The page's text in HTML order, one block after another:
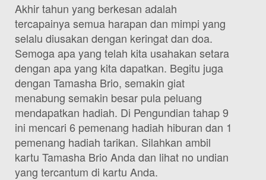
Akhir tahun yang berkesan adalah
tercapainya semua harapan dan mimpi yang
selalu diusakan dengan keringat dan doa.
Semoga apa yang telah kita usahakan setara
dengan apa yang kita dapatkan. Begitu juga
dengan Tamasha Brio, semakin giat
menabung semakin besar pula peluang
mendapatkan hadiah. Di Pengundian tahap 9
ini mencari 6 pemenang hadiah hiburan dan 1
pemenang hadiah tarikan. Silahkan ambil
kartu Tamasha Brio Anda dan lihat no undian
yang tercantum di kartu Anda.